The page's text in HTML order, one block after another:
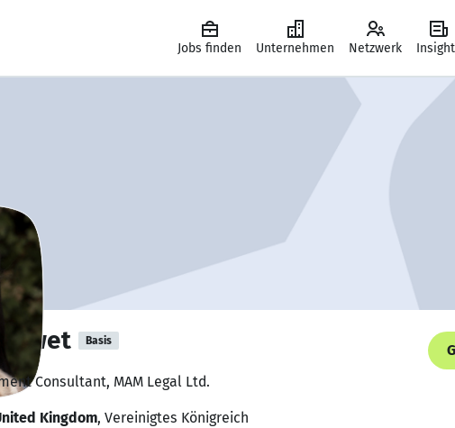
Jobs finden Unternehmen Netzwerk
Basis
Consultant, MAM Legal Ltd.
Kingdom, Vereinigtes Königreich